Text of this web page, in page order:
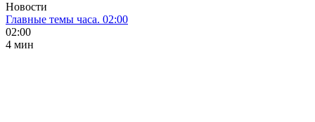
Новости
Главные темы часа. 02:00
02:00
4 мин